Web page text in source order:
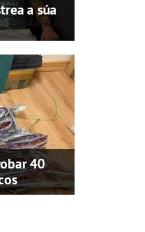
a súa
40